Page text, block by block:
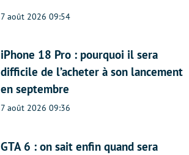
7 août 2026 09:54
iPhone 18 Pro : pourquoi il sera
difficile de l’acheter à son lancement
en septembre
7 août 2026 09:36
GTA 6 : on sait enfin quand sera